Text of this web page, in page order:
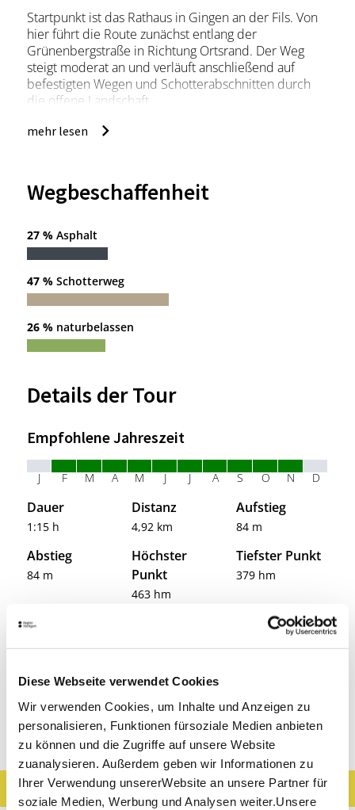
Diese Webseite verwendet Cookies
Wir verwenden Cookies, um Inhalte und Anzeigen zu
personalisieren, Funktionen fürsoziale Medien anbieten
zu können und die Zugriffe auf unsere Website
zuanalysieren. Außerdem geben wir Informationen zu
Ihrer Verwendung unsererWebsite an unsere Partner für
soziale Medien, Werbung und Analysen weiter.Unsere
Startpunkt ist das Rathaus in Gingen an der Fils. Von
hier führt die Route zunächst entlang der
Grünenbergstraße in Richtung Ortsrand. Der Weg
steigt moderat an und verläuft anschließend auf
befestigten Wegen und Schotterabschnitten durch
die offene Landschaft.
Streuobstwiesen und Hanglagen am Fuß des
Wirtschaftswege durch Wiesen und lichte
Waldpassagen. Immer wieder ergeben sich schöne
Im weiteren Verlauf leitet die Route in einer weiten
Schleife zurück Richtung Gingen. Über Feld- und
Ausgangspunkt am Rathaus zurück.
mehr lesen
Wegbeschaffenheit
27 %Asphalt
47 %Schotterweg
26 %naturbelassen
Details der Tour
Empfohlene Jahreszeit
J F M A M J J A S O N D
Dauer
1:15 h
Distanz
4,92 km
Aufstieg
84 m
Abstieg
84 m
Höchster
Punkt
463 hm
Tiefster Punkt
379 hm
Kondition
Entdeckungen entlang der Tour
Ergebnisse filtern
Karte anzeigen